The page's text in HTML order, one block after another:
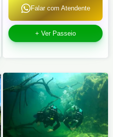
Falar com Atendente
+ Ver Passeio